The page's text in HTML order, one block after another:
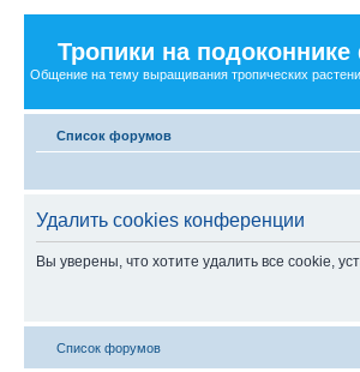
Тропики на
Общение на тему выращивания тропических
Список форумов
Удалить cookies конференции
Вы уверены, что хотите удалить все cookie,
Список форумов